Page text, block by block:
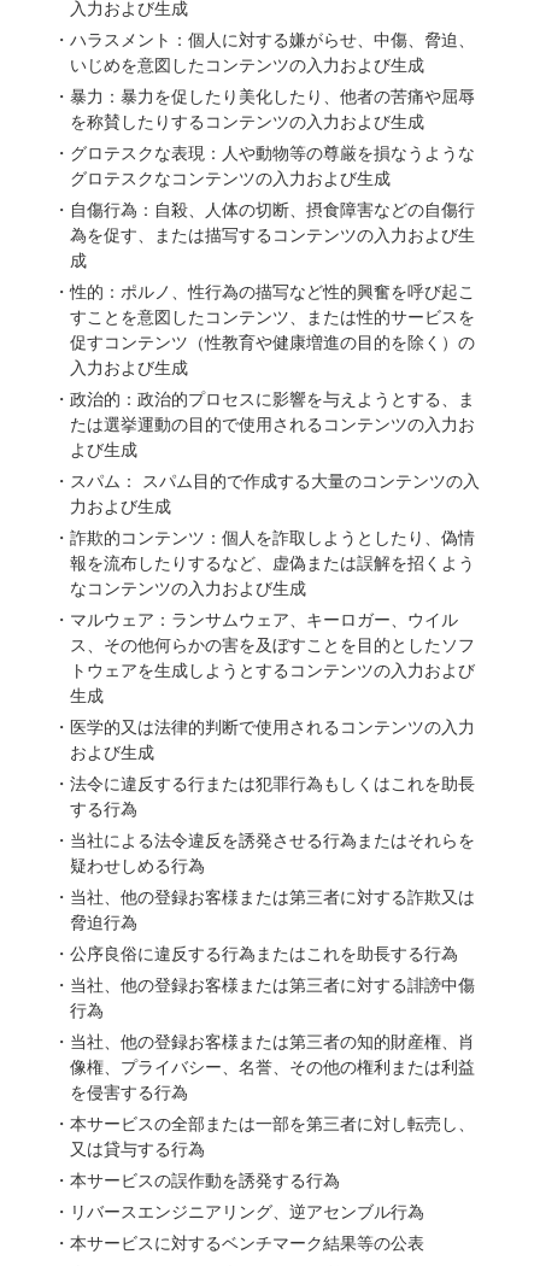
入力および生成
ハラスメント：個人に対する嫌がらせ、中傷、脅迫、
いじめを意図したコンテンツの入力および生成
暴力：暴力を促したり美化したり、他者の苦痛や屈辱
を称賛したりするコンテンツの入力および生成
グロテスクな表現：人や動物等の尊厳を損なうような
グロテスクなコンテンツの入力および生成
自傷行為：自殺、人体の切断、摂食障害などの自傷行
為を促す、または描写するコンテンツの入力および生
成
性的：ポルノ、性行為の描写など性的興奮を呼び起こ
すことを意図したコンテンツ、または性的サービスを
促すコンテンツ（性教育や健康増進の目的を除く）の
入力および生成
政治的：政治的プロセスに影響を与えようとする、ま
たは選挙運動の目的で使用されるコンテンツの入力お
よび生成
スパム： スパム目的で作成する大量のコンテンツの入
力および生成
詐欺的コンテンツ：個人を詐取しようとしたり、偽情
報を流布したりするなど、虚偽または誤解を招くよう
なコンテンツの入力および生成
マルウェア：ランサムウェア、キーロガー、ウイル
ス、その他何らかの害を及ぼすことを目的としたソフ
トウェアを生成しようとするコンテンツの入力および
生成
医学的又は法律的判断で使用されるコンテンツの入力
および生成
法令に違反する行または犯罪行為もしくはこれを助長
する行為
当社による法令違反を誘発させる行為またはそれらを
疑わせしめる行為
当社、他の登録お客様または第三者に対する詐欺又は
脅迫行為
公序良俗に違反する行為またはこれを助長する行為
当社、他の登録お客様または第三者に対する誹謗中傷
行為
当社、他の登録お客様または第三者の知的財産権、肖
像権、プライバシー、名誉、その他の権利または利益
を侵害する行為
本サービスの全部または一部を第三者に対し転売し、
又は貸与する行為
本サービスの誤作動を誘発する行為
リバースエンジニアリング、逆アセンブル行為
本サービスに対するベンチマーク結果等の公表